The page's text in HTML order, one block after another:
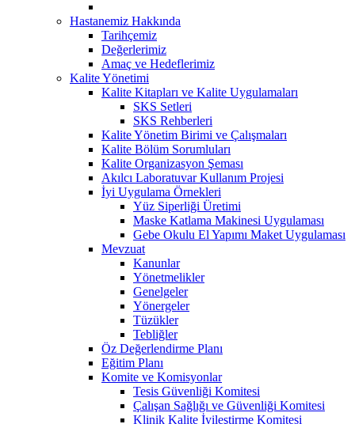
Hastanemiz Hakkında
Tarihçemiz
Değerlerimiz
Amaç ve Hedeflerimiz
Kalite Yönetimi
Kalite Kitapları ve Kalite Uygulamaları
SKS Setleri
SKS Rehberleri
Kalite Yönetim Birimi ve Çalışmaları
Kalite Bölüm Sorumluları
Kalite Organizasyon Şeması
Akılcı Laboratuvar Kullanım Projesi
İyi Uygulama Örnekleri
Yüz Siperliği Üretimi
Maske Katlama Makinesi Uygulaması
Gebe Okulu El Yapımı Maket Uygulaması
Mevzuat
Kanunlar
Yönetmelikler
Genelgeler
Yönergeler
Tüzükler
Tebliğler
Öz Değerlendirme Planı
Eğitim Planı
Komite ve Komisyonlar
Tesis Güvenliği Komitesi
Çalışan Sağlığı ve Güvenliği Komitesi
Klinik Kalite İyileştirme Komitesi